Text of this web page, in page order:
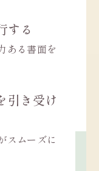
する
ある書面を
引き受け
スムーズに